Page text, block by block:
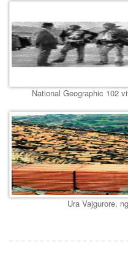
National Geographic 102
Ura Vajgurore,